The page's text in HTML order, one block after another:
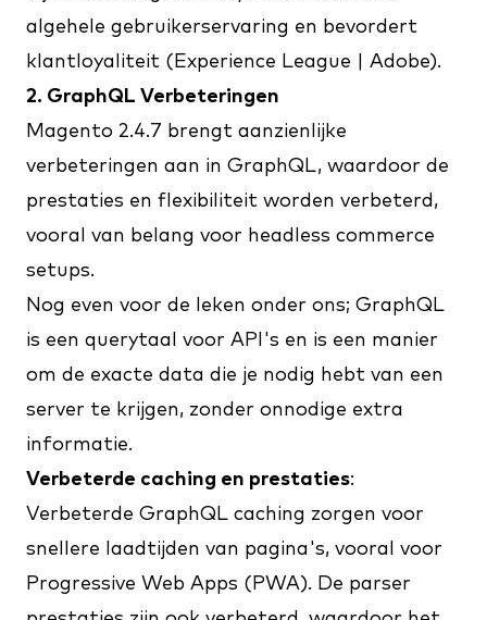
algehele gebruikerservaring en bevordert
klantloyaliteit​ ( Experience League | Adobe)​​.
2. GraphQL Verbeteringen
Magento 2.4.7 brengt aanzienlijke
verbeteringen aan in GraphQL, waardoor de
prestaties en flexibiliteit worden verbeterd,
vooral van belang voor headless commerce
setups.
Nog even voor de leken onder ons; GraphQL
is een querytaal voor API's en is een manier
om de exacte data die je nodig hebt van een
server te krijgen, zonder onnodige extra
informatie.
Verbeterde caching en prestaties:
Verbeterde GraphQL caching zorgen voor
snellere laadtijden van pagina's, vooral voor
Progressive Web Apps (PWA). De parser